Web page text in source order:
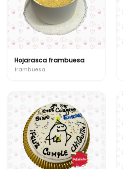
Hojarasca frambuesa
frambuesa